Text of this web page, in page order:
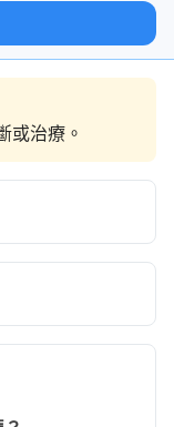
或治療。
bit-